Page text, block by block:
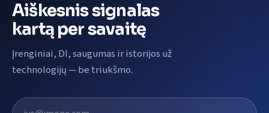
Aiškesnis signalas
kartą per savaitę
Įrenginiai, DI, saugumas ir istorijos už
technologijų — be triukšmo.
El. pašto adresas